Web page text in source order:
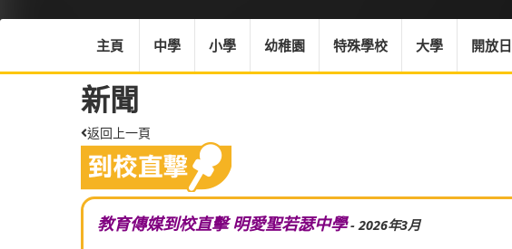
主頁 中學 小學 幼稚園 特殊學校 大學 開放日
新聞
返回上一頁
教育傳媒到校直擊 明愛聖若瑟中學- 2026年3月